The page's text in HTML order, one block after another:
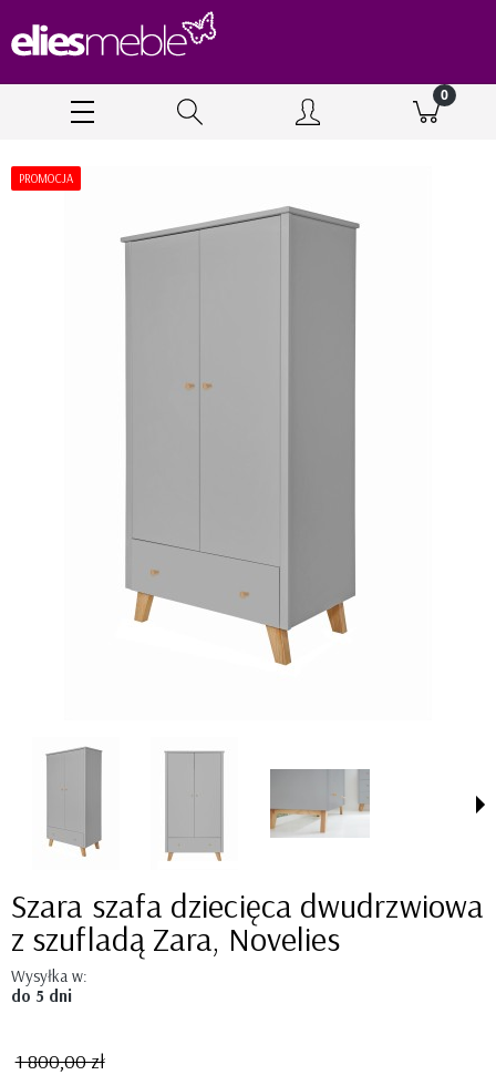
PROMOCJA
Szara szafa dziecięca dwudrzwiowa
z szufladą Zara, Novelies
Wysyłka w:
do 5 dni
1 800,00 zł